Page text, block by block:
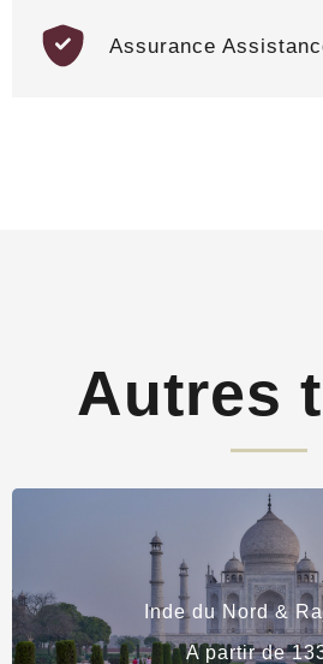
Assurance
Autres
Inde du Nord &
A partir de